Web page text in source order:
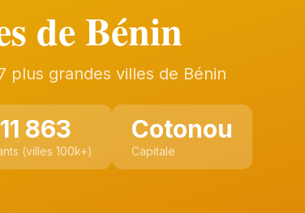
de Bénin
plus grandes villes de Bénin
863
(villes 100k+)
Cotonou
Capitale